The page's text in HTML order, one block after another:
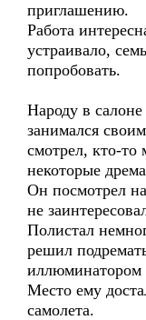
приглашению.
Работа
устраивало,
попробовать.
Народу в
занимался
смотрел, кто-то
некоторые
Он посмотрел
не
Полистал
решил
иллюминатором
Место ему
самолета.